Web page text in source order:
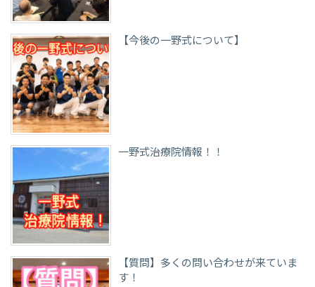
【今後の一野式について】
一野式治療院情報！！
【質問】多くの問い合わせが来ていま
す！